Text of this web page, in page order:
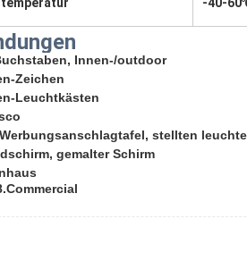
Innen-/outdoor
Zeichen
Leuchtkästen
stellten
gemalter Schirm